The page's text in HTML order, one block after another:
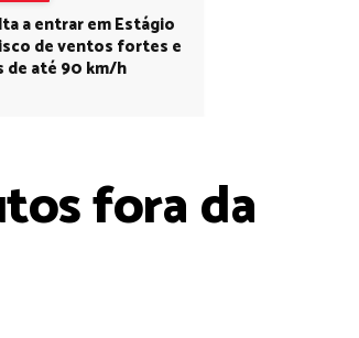
a entrar em Estágio
de ventos fortes e
de até 90 km/h
fora da